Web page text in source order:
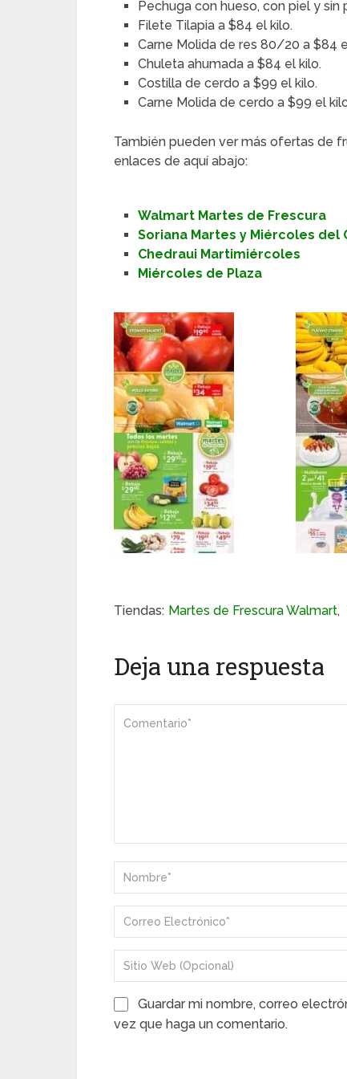
Pechuga con hueso, con piel y
Filete Tilapia a $84 el kilo.
Carne Molida de res 80/20 a $84
Chuleta ahumada a $84 el kilo.
Costilla de cerdo a $99 el kilo.
Carne Molida de cerdo a $99 el
También pueden ver más ofertas de
enlaces de aquí abajo:
Walmart Martes de Frescura
Soriana Martes y Miércoles del
Chedraui Martimiércoles
Miércoles de Plaza
Tiendas: Martes de Frescura Walmart,
Deja una respuesta
Guardar mi nombre, correo
vez que haga un comentario.